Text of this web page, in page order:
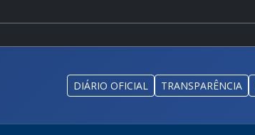
DIÁRIO OFICIAL TRANSPARÊNCIA